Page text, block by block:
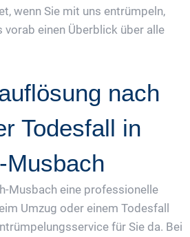
wenn Sie mit uns entrümpeln,
vorab einen Überblick über alle
nach
Todesfall in
Musbach
Musbach eine professionelle
Umzug oder einem Todesfall
für Sie da. Bei